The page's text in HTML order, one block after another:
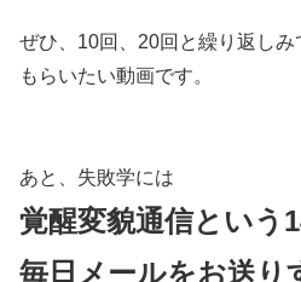
ぜひ、10回、20回と繰り返しみ
もらいたい動画です。
あと、失敗学には
覚醒変貌通信という
毎日メールをお送り